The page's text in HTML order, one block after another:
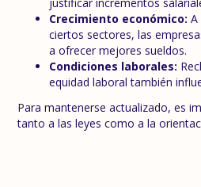
Crecimiento económico: A
ciertos sectores, las
a ofrecer mejores sueldos.
Condiciones laborales:
equidad laboral también
Para mantenerse actualizado, es
tanto a las leyes como a la